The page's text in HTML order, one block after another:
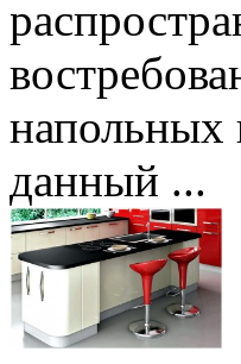
напольных
данный ...